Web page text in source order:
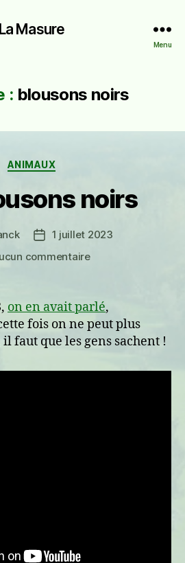
La Masure
Menu
: blousons noirs
Catégories
ANIMAUX
noirs
Date1 juillet 2023
commentairesur
noirs
on en avait parlé,
fois on ne peut plus
faut que les gens sachent !